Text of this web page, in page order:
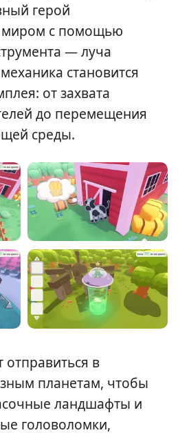
герой
миром с помощью
— луча
становится
от захвата
до перемещения
среды.
отправиться в
планетам, чтобы
ландшафты и
головоломки,